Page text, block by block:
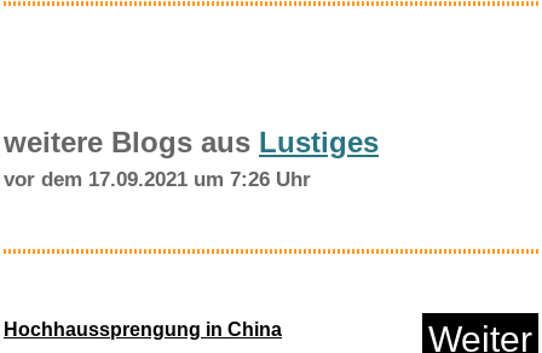
weitere Blogs aus Lustiges
vor dem 17.09.2021 um 7:26 Uhr
Hochhaussprengung in China Weiter